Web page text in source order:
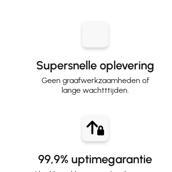
Supersnelle oplevering
Geen graafwerkzaamheden of
lange wachtttijden.
99,9% uptimegarantie